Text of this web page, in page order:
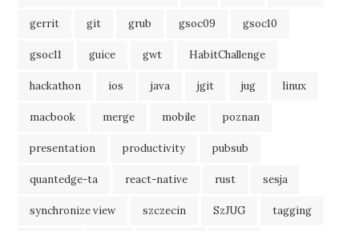
gerrit git grub gsoc09 gsoc10
gsoc11 guice gwt HabitChallenge
hackathon ios java jgit jug linux
macbook merge mobile poznan
presentation productivity pubsub
quantedge-ta react-native rust sesja
synchronize view szczecin SzJUG tagging